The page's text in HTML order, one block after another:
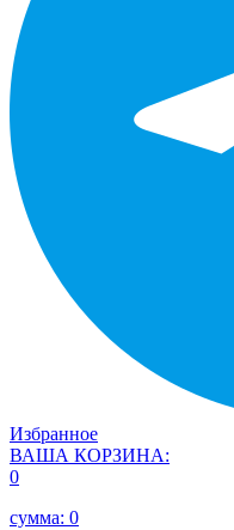
Избранное
ВАША КОРЗИНА:
0
сумма: 0